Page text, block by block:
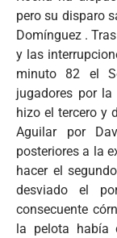
pero su disparo
Domínguez .
y las
minuto 82 el
jugadores por la
hizo el tercero y
Aguilar por
posteriores a la
hacer el
desviado el
consecuente
la pelota había